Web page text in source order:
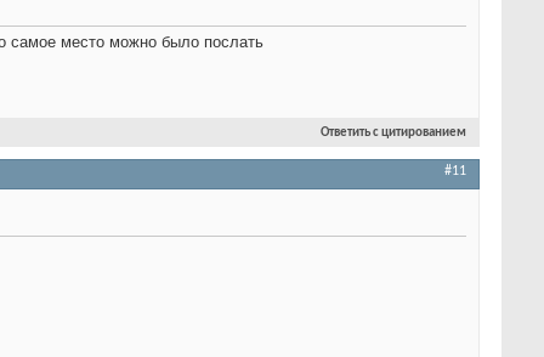
самое место можно было послать
Ответить с цитированием
#11